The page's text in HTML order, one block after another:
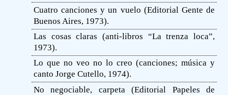
Cuatro canciones y un vuelo (Editorial Gente de
Buenos Aires, 1973).
Las cosas claras (anti-libros “La trenza loca”,
1973).
Lo que no veo no lo creo (canciones; música y
canto Jorge Cutello, 1974).
No negociable, carpeta (Editorial Papeles de